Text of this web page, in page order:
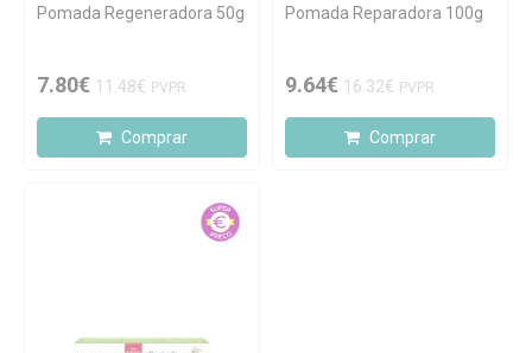
Pomada Regeneradora 50g
7.80€ 11.48€ PVPR
Comprar
Pomada Reparadora 100g
9.64€ 16.32€ PVPR
Comprar